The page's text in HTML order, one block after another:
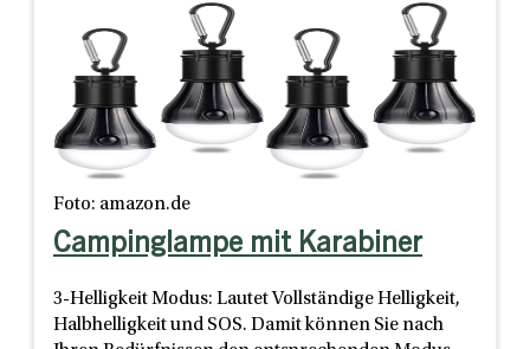
Foto: amazon.de
Campinglampe mit Karabiner
3-Helligkeit Modus: Lautet Vollständige Helligkeit,
Halbhelligkeit und SOS. Damit können Sie nach